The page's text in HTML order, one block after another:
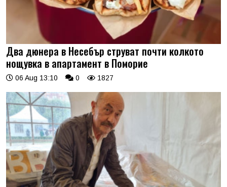
Два дюнера в Несебър струват почти колкото
нощувка в апартамент в Поморие
06 Aug 13:10 0 1827